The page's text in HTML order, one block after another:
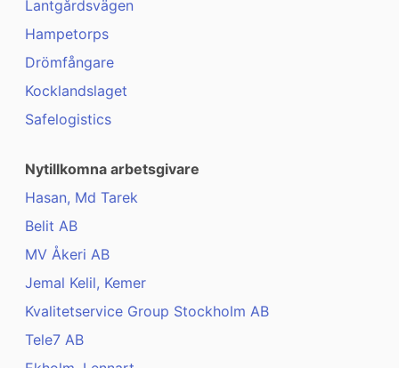
Lantgårdsvägen
Hampetorps
Drömfångare
Kocklandslaget
Safelogistics
Nytillkomna arbetsgivare
Hasan, Md Tarek
Belit AB
MV Åkeri AB
Jemal Kelil, Kemer
Kvalitetservice Group Stockholm AB
Tele7 AB